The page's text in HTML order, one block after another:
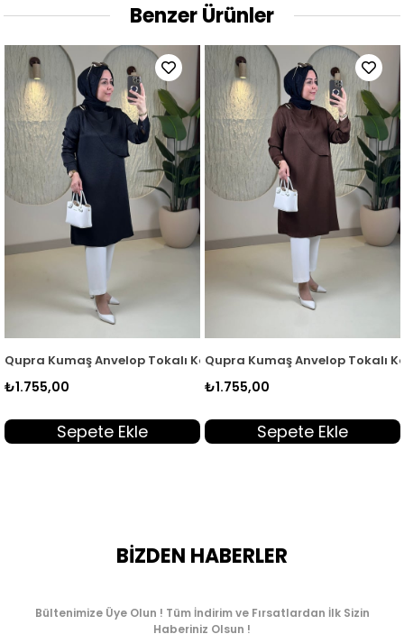
Benzer Ürünler
2003
Düğmeli Kadın Tunik Acı Kahve KSR 2003
Qupra Kumaş Anvelop Tokalı Kadın Tunik Siyah QTN 7104
₺1.755,00
Sepete Ekle
Qupra Kumaş Anvelop Tokalı
₺1.755,00
Sepete Ekle
BİZDEN HABERLER
Bültenimize Üye Olun ! Tüm İndirim ve Fırsatlardan İlk Sizin
Haberiniz Olsun !